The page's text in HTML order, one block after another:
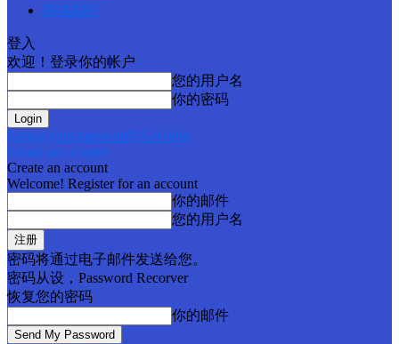
联络我们
登入
欢迎！登录你的帐户
您的用户名
你的密码
Forgot your password? Get help
Create an account
Create an account
Welcome! Register for an account
你的邮件
您的用户名
密码将通过电子邮件发送给您。
密码从设，Password Recorver
恢复您的密码
你的邮件